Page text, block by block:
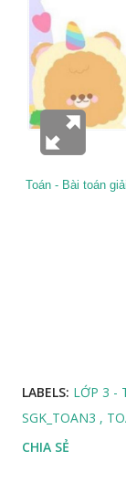
Toán - Bài toán
LABELS: LỚP 3 -
SGK_TOAN3
CHIA SẺ